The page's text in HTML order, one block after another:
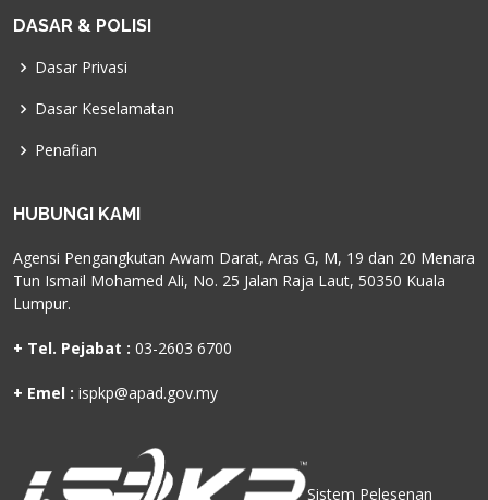
DASAR & POLISI
Dasar Privasi
Dasar Keselamatan
Penafian
HUBUNGI KAMI
Agensi Pengangkutan Awam Darat, Aras G, M, 19 dan 20 Menara
Tun Ismail Mohamed Ali, No. 25 Jalan Raja Laut, 50350 Kuala
Lumpur.
+ Tel. Pejabat : 03-2603 6700
+ Emel : ispkp@apad.gov.my
Sistem Pelesenan